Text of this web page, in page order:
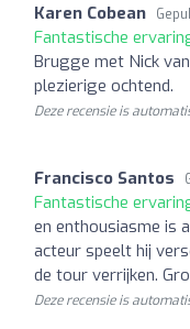
Karen Cobean
Fantastische
Brugge met Nick
plezierige ochtend.
Deze recensie is
Francisco Santos
Fantastische
en enthousiasme is
acteur speelt hij
de tour verrijken.
Deze recensie is